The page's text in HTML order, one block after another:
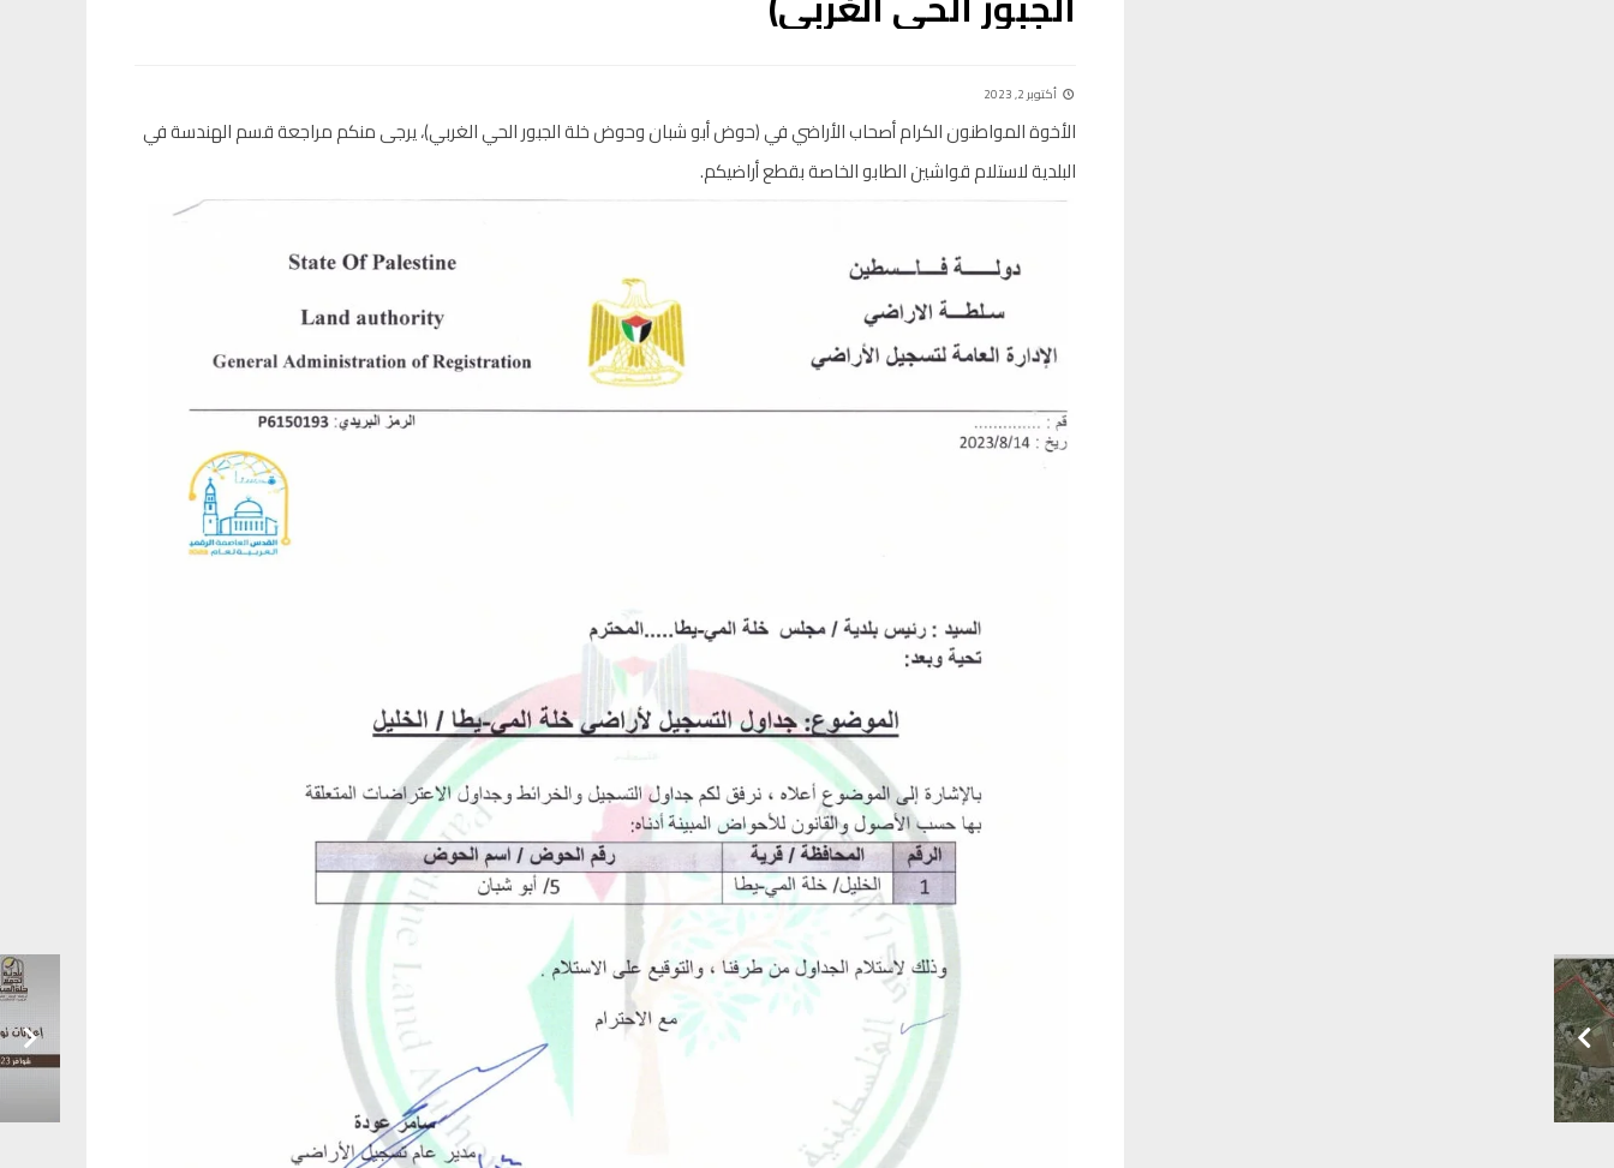
أكتوبر 2, 2023
الأخوة المواطنون الكرام أصحاب الأراضي في (حوض أبو شبان وحوض خلة الجبور الحي الغربي)، يرجى منكم مراجعة قسم الهندسة في
البلدية لاستلام قواشين الطابو الخاصة بقطع أراضيكم.